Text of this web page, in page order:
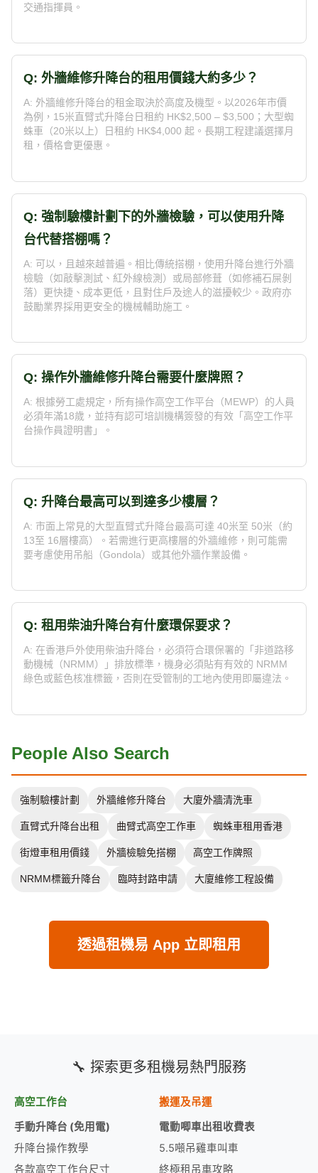
交通指揮員。
Q: 外牆維修升降台的租用價錢大約多少？
A: 外牆維修升降台的租金取決於高度及機型。以2026年市價
為例，15米直臂式升降台日租約 HK$2,500 – $3,500；大型蜘
蛛車（20米以上）日租約 HK$4,000 起。長期工程建議選擇月
租，價格會更優惠。
Q: 強制驗樓計劃下的外牆檢驗，可以使用升降
台代替搭棚嗎？
A: 可以，且越來越普遍。相比傳統搭棚，使用升降台進行外牆
檢驗（如敲擊測試、紅外線檢測）或局部修葺（如修補石屎剝
落）更快捷、成本更低，且對住戶及途人的滋擾較少。政府亦
鼓勵業界採用更安全的機械輔助施工。
Q: 操作外牆維修升降台需要什麼牌照？
A: 根據勞工處規定，所有操作高空工作平台（MEWP）的人員
必須年滿18歲，並持有認可培訓機構簽發的有效「高空工作平
台操作員證明書」。
Q: 升降台最高可以到達多少樓層？
A: 市面上常見的大型直臂式升降台最高可達 40米至 50米（約
13至 16層樓高）。若需進行更高樓層的外牆維修，則可能需
要考慮使用吊船（Gondola）或其他外牆作業設備。
Q: 租用柴油升降台有什麼環保要求？
A: 在香港戶外使用柴油升降台，必須符合環保署的「非道路移
動機械（NRMM）」排放標準，機身必須貼有有效的 NRMM
綠色或藍色核准標籤，否則在受管制的工地內使用即屬違法。
People Also Search
強制驗樓計劃 外牆維修升降台 大廈外牆清洗車
直臂式升降台出租 曲臂式高空工作車 蜘蛛車租用香港
街燈車租用價錢 外牆檢驗免搭棚 高空工作牌照
NRMM標籤升降台 臨時封路申請 大廈維修工程設備
透過租機易 App 立即租用
🔧 探索更多租機易熱門服務
高空工作台
手動升降台 (免用電)
升降台操作教學
各款高空工作台尺寸
搬運及吊運
電動唧車出租收費表
5.5噸吊雞車叫車
終極租吊車攻略